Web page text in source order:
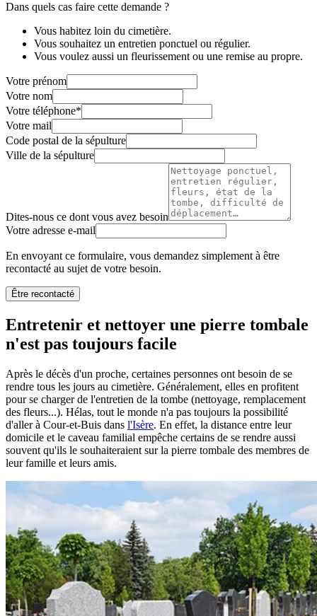
Dans quels cas faire cette demande ?
Vous habitez loin du cimetière.
Vous souhaitez un entretien ponctuel ou régulier.
Vous voulez aussi un fleurissement ou une remise au propre.
Votre prénom
Votre nom
Votre téléphone*
Votre mail
Code postal de la sépulture
Ville de la sépulture
Dites-nous ce dont vous avez besoin
Votre adresse e-mail
En envoyant ce formulaire, vous demandez simplement à être
recontacté au sujet de votre besoin.
Être recontacté
Entretenir et nettoyer une pierre tombale
n'est pas toujours facile
Après le décès d'un proche, certaines personnes ont besoin de se
rendre tous les jours au cimetière. Généralement, elles en profitent
pour se charger de l'entretien de la tombe (nettoyage, remplacement
des fleurs...). Hélas, tout le monde n'a pas toujours la possibilité
d'aller à Cour-et-Buis dans l'Isère. En effet, la distance entre leur
domicile et le caveau familial empêche certains de se rendre aussi
souvent qu'ils le souhaiteraient sur la pierre tombale des membres de
leur famille et leurs amis.